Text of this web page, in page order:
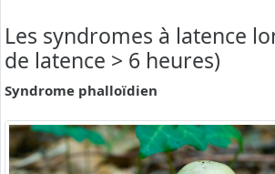
Les syndromes à latence
de latence > 6 heures)
Syndrome phalloïdien